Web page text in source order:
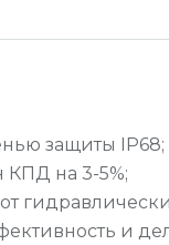
защиты IP68;
на 3-5%;
и